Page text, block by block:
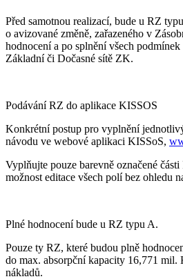
Před samotnou realizací, bude u RZ
o avizované změně, zařazeného v
hodnocení a po splnění všech
Základní či Dočasné sítě ZK.
Podávání RZ do aplikace KISSOS
Konkrétní postup pro vyplnění
návodu ve webové aplikaci KISSoS,
Vyplňujte pouze barevně označené
možnost editace všech polí bez ohledu
Plné hodnocení bude u RZ typu A.
Pouze ty RZ, které budou plně
do max. absorpční kapacity 16,771
nákladů.